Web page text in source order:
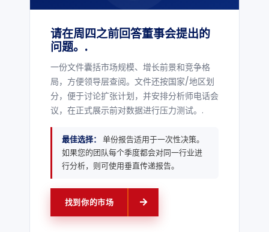
请在周四之前回答董事会提出的
问题。.
一份文件囊括市场规模、增长前景和竞争格
局，方便领导层查阅。文件还按国家/地区划
分，便于讨论扩张计划，并安排分析师电话会
议，在正式展示前对数据进行压力测试。.
最佳选择： 单份报告适用于一次性决策。
如果您的团队每个季度都会对同一行业进
行分析，则可使用垂直传递报告。
找到你的市场